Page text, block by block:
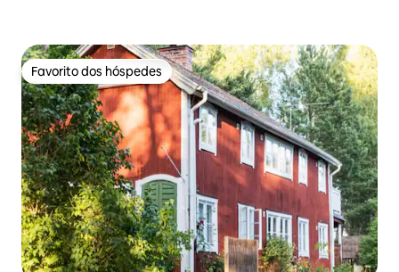
Favorito dos hóspedes
Favorito dos hóspedes